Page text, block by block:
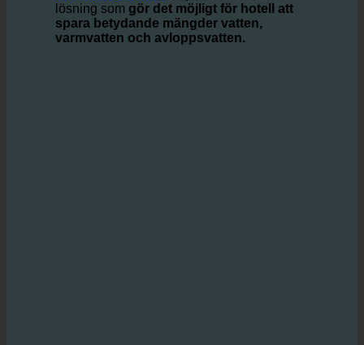
ecoturbino®-teknikerbjuder en innovativ
lösning som gör det möjligt för hotell att
spara betydande mängder vatten,